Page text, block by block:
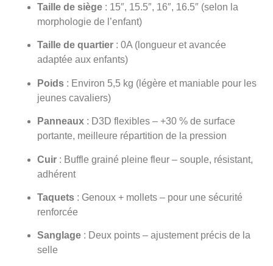
Taille de siège : 15″, 15.5″, 16″, 16.5″ (selon la
morphologie de l’enfant)
Taille de quartier : 0A (longueur et avancée
adaptée aux enfants)
Poids : Environ 5,5 kg (légère et maniable pour les
jeunes cavaliers)
Panneaux : D3D flexibles – +30 % de surface
portante, meilleure répartition de la pression
Cuir : Buffle grainé pleine fleur – souple, résistant,
adhérent
Taquets : Genoux + mollets – pour une sécurité
renforcée
Sanglage : Deux points – ajustement précis de la
selle